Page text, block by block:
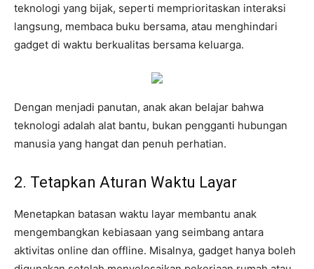
teknologi yang bijak, seperti memprioritaskan interaksi
langsung, membaca buku bersama, atau menghindari
gadget di waktu berkualitas bersama keluarga.
Dengan menjadi panutan, anak akan belajar bahwa
teknologi adalah alat bantu, bukan pengganti hubungan
manusia yang hangat dan penuh perhatian.
2. Tetapkan Aturan Waktu Layar
Menetapkan batasan waktu layar membantu anak
mengembangkan kebiasaan yang seimbang antara
aktivitas online dan offline. Misalnya, gadget hanya boleh